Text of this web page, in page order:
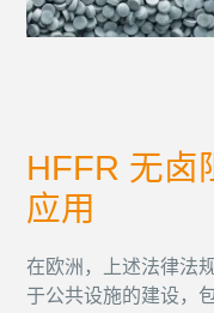
HFFR 无卤
应用
在欧洲，上述法律法
于公共设施的建设，